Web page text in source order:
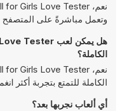
وتعمل مباشرةً على المتصفح
الكاملة؟
الكاملة للتمتع بتجربة أكثر
أي ألعاب نجربها بعد؟